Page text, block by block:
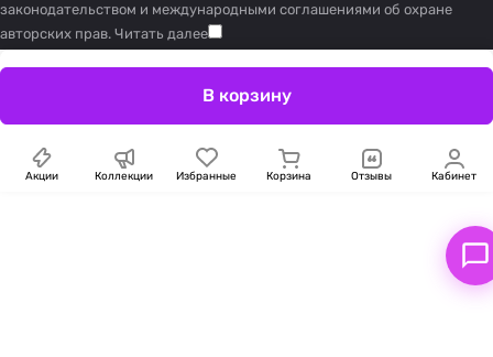
законодательством и международными соглашениями об охране
авторских прав. Читать далее
В корзину
Акции Коллекции Избранные Корзина Отзывы Кабинет